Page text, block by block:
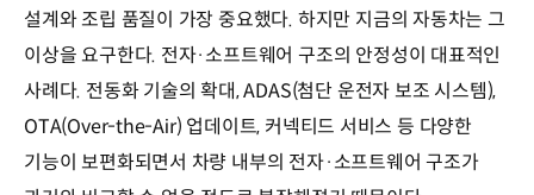
설계와 조립 품질이 가장 중요했다. 하지만 지금의 자동차는 그
이상을 요구한다. 전자·소프트웨어 구조의 안정성이 대표적인
사례다. 전동화 기술의 확대, ADAS(첨단 운전자 보조 시스템),
OTA(Over-the-Air) 업데이트, 커넥티드 서비스 등 다양한
기능이 보편화되면서 차량 내부의 전자·소프트웨어 구조가